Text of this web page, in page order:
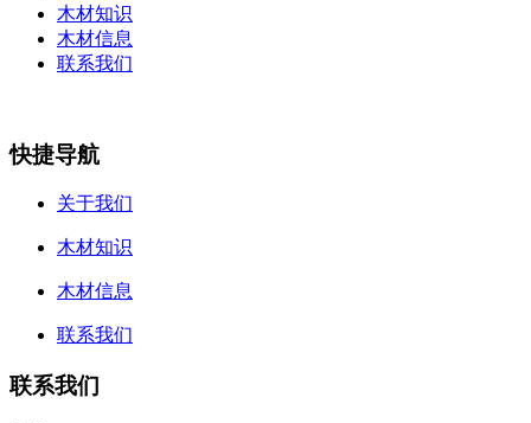
木材知识
木材信息
联系我们
快捷导航
关于我们
木材知识
木材信息
联系我们
联系我们